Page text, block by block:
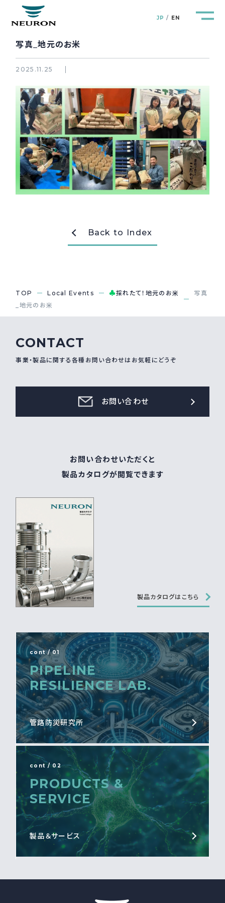
JP EN
管路防災研究所 Pipeline Resilience Lab.
企業情報 Company
製品＆サービス Products&Service
研究開発 R&D
Recruit
お問い合わせ
写真_地元のお米
2025.11.25
Back to Index
TOP Local Events ♣採れたて！地元のお米
写真
_地元のお米
CONTACT
事業・製品に関する各種お問い合わせはお気軽にどうぞ
お問い合わせ
お問い合わせいただくと
製品カタログが閲覧できます
製品カタログはこちら
cont / 01
PIPELINE
RESILIENCE LAB.
管路防災研究所
cont / 02
PRODUCTS &
SERVICE
製品＆サービス